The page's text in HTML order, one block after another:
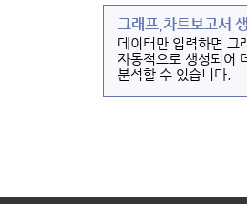
그래프,차트보고서
데이터만 입력하면 그
자동적으로 생성되어
분석할 수 있습니다.